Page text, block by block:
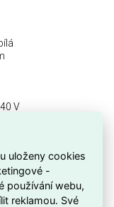
V
uloženy cookies
-
používání webu,
reklamou. Své